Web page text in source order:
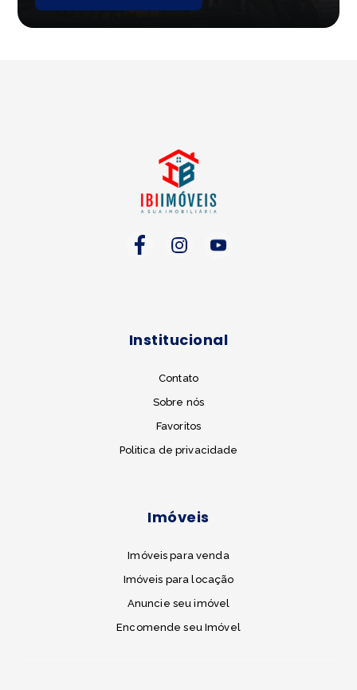
Institucional
Contato
Sobre nós
Favoritos
Politica de privacidade
Imóveis
Imóveis para venda
Imóveis para locação
Anuncie seu imóvel
Encomende seu Imóvel